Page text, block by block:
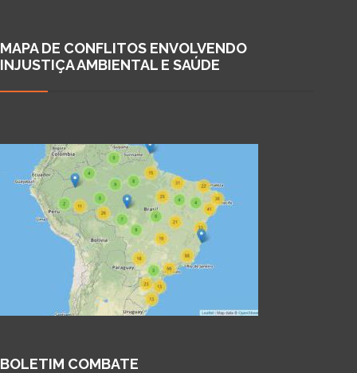
MAPA DE CONFLITOS ENVOLVENDO
INJUSTIÇA AMBIENTAL E SAÚDE
BOLETIM COMBATE